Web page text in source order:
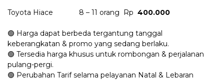
Toyota Hiace 8 – 11 orang Rp 400.000
🟢 Harga dapat berbeda tergantung tanggal
keberangkatan & promo yang sedang berlaku.
🟢 Tersedia harga khusus untuk rombongan & perjalanan
pulang-pergi.
🟢 Perubahan Tarif selama pelayanan Natal & Lebaran